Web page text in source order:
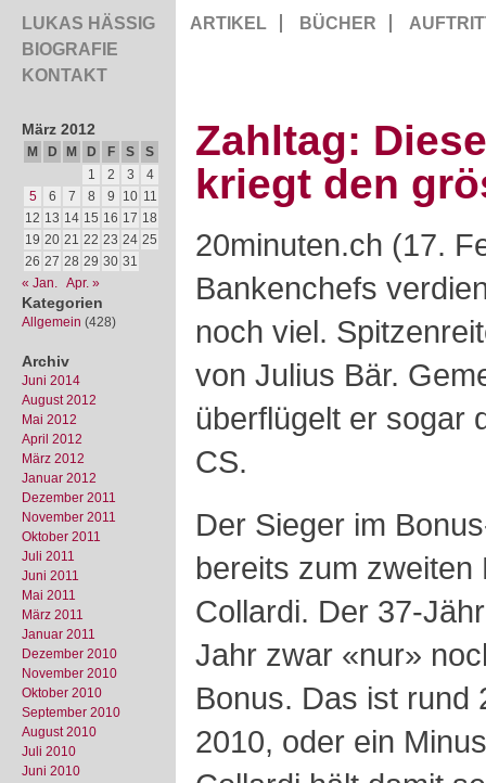
LUKAS HÄSSIG
BIOGRAFIE
KONTAKT
ARTIKEL BÜCHER
März 2012
M D M D F S
S
1
2 3
4
5
6 7 8 9 10 11
12 13 14 15 16 17 18
19 20 21 22 23 24 25
26 27 28 29 30 31
« Jan. Apr. »
Kategorien
Allgemein (428)
Archiv
Juni 2014
August 2012
Mai 2012
April 2012
März 2012
Januar 2012
Dezember 2011
November 2011
Oktober 2011
Juli 2011
Juni 2011
Mai 2011
März 2011
Januar 2011
Dezember 2010
November 2010
Oktober 2010
September 2010
August 2010
Juli 2010
Juni 2010
Zahltag:
kriegt den
20minuten.ch (17.
Bankenchefs
noch viel.
von Julius Bär.
überflügelt er sogar
CS.
Der Sieger im
bereits zum zweiten
Collardi. Der 37-
Jahr zwar «nur»
Bonus. Das ist rund
2010, oder ein